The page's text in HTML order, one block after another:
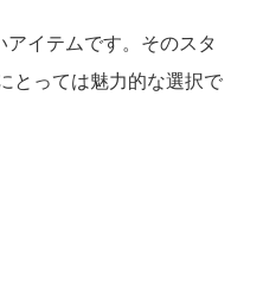
イテムです。そのスタ
とっては魅力的な選択で